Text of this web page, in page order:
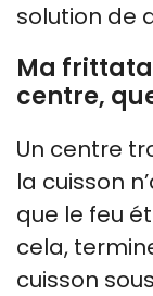
solution de
Ma
centre,
Un centre
la cuisson
que le feu
cela,
cuisson